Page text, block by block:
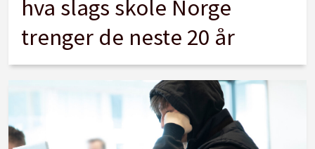
hva slags skole Norge
trenger de neste 20 år